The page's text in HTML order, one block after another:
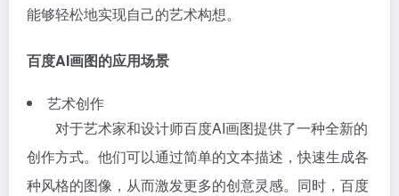
能够轻松地实现自己的艺术构想。
百度AI画图的应用场景
艺术创作
对于艺术家和设计师百度AI画图提供了一种全新的
创作方式。他们可以通过简单的文本描述，快速生成各
种风格的图像，从而激发更多的创意灵感。同时，百度